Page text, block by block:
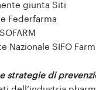
giunta Siti
Federfarma
Nazionale SIFO
strategie di